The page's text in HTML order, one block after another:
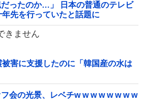
ったのか…」 日本の普通のテレビ
先を行っていたと話題に
きません
被害に支援したのに「韓国産の水は
フ会の光景、レベチw w w w w w w w